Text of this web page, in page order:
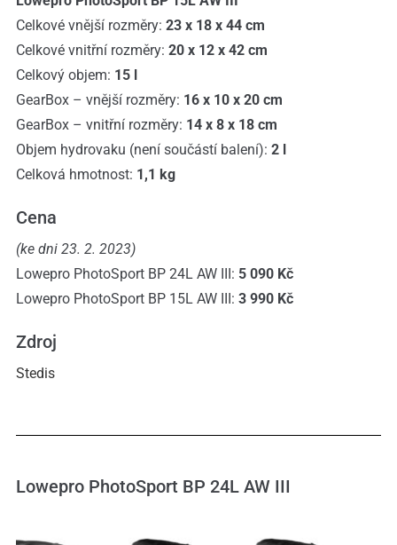
Celkové vnější rozměry: 23 x 18 x 44 cm
Celkové vnitřní rozměry: 20 x 12 x 42 cm
Celkový objem: 15 l
GearBox – vnější rozměry: 16 x 10 x 20 cm
GearBox – vnitřní rozměry: 14 x 8 x 18 cm
Objem hydrovaku (není součástí balení): 2 l
Celková hmotnost: 1,1 kg
Cena
(ke dni 23. 2. 2023)
Lowepro PhotoSport BP 24L AW III: 5 090 Kč
Lowepro PhotoSport BP 15L AW III: 3 990 Kč
Zdroj
Stedis
Lowepro PhotoSport BP 24L AW III